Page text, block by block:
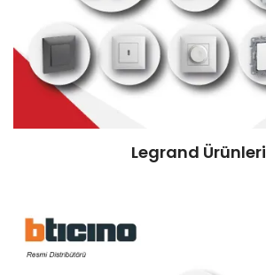
Legrand Ürünleri